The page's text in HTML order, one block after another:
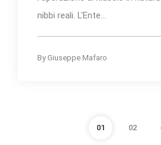
nibbi reali. L'Ente...
By Giuseppe Mafaro
01 02